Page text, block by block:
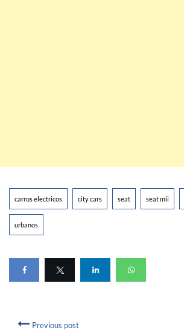
carros electricos city cars seat seat mii
urbanos
Previous post